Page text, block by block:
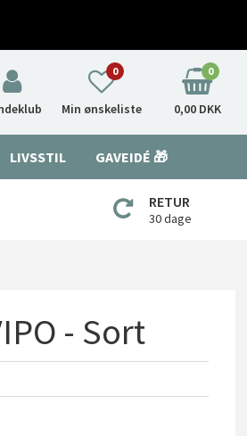
Min ønskeliste
0 0
0,00 DKK
LIVSSTIL GAVEIDÉ 🎁
RETUR
30 dage
- Sort